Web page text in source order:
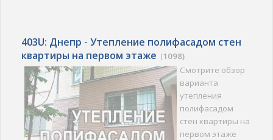
403U: Днепр - Утепление полифасадом стен
квартиры на первом этаже (1098)
Смотрите обзор
варианта
утепления
полифасадом
стен квартиры на
первом этаже